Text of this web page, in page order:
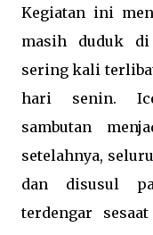
Kegiatan ini
masih duduk
sering kali
hari senin.
sambutan
setelahnya,
dan disusul
terdengar